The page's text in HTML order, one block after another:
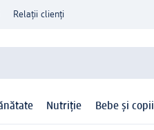
Relații clienți
Nutriție Bebe și copii